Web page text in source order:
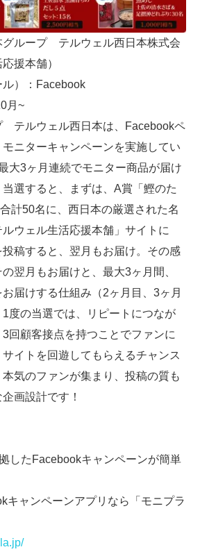
グループ テルウェル西日本株式会
援本舗）
）：Facebook
月~
テルウェル西日本は、Facebookペ
ニターキャンペーンを実施してい
大3ヶ月連続でモニター商品が届け
選すると、まずは、A賞「鰹のた
計50名に、西日本の厳選された名
ウェル生活応援本舗」サイトに
稿すると、翌月もお届け。その感
翌月もお届けと、最大3ヶ月間、
届けする仕組み（2ヶ月目、3ヶ月
度の当選では、リピートにつなが
回顧客接点を持つことでファンに
イトを回遊してもらえるチャンス
気のファンが集まり、投稿の質も
画設計です！
したFacebookキャンペーンが簡単
キャンペーンアプリなら「モニプラ